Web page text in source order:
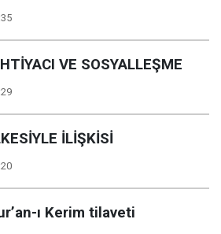
VE SOSYALLEŞME
İLİŞKİSİ
ı Kerim tilaveti